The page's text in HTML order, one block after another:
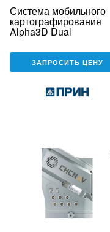
Система мобильного
картографирования
Alpha3D Dual
ЗАПРОСИТЬ ЦЕНУ